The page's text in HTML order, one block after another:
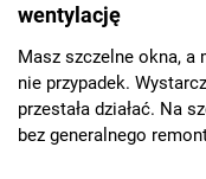
wentylację
Masz szczelne okna, a
nie przypadek.
przestała działać. Na
bez generalnego